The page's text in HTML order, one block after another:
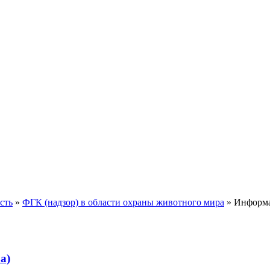
» ФГК (надзор) в области охраны животного мира »